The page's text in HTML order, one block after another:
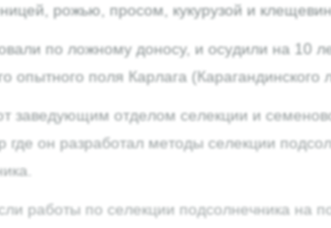
рожью, просом, кукурузой и
по ложному доносу, и осудили на
поля Карлага (Карагандинского
отделом селекции и
где он разработал методы селекции
работы по селекции подсолнечника